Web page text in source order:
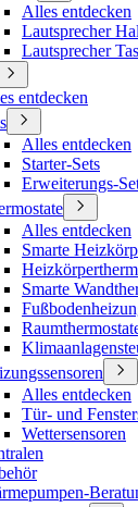
Alles entdecken
Lautsprecher
Lautsprecher
entdecken
Alles entdecken
Starter-Sets
Erweiterungs-
Alles entdecken
Smarte
Smarte
Alles entdecken
Tür- und
Wettersensoren